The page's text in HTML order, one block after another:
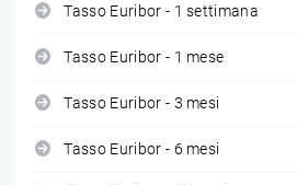
Tasso Euribor - 1 settimana
Tasso Euribor - 1 mese
Tasso Euribor - 3 mesi
Tasso Euribor - 6 mesi